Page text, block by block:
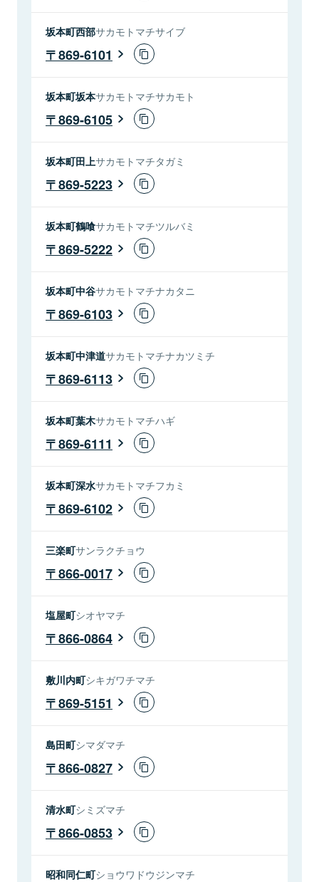
坂本町西部サカモトマチサイブ
869-6101
坂本町坂本サカモトマチサカモト
869-6105
坂本町田上サカモトマチタガミ
869-5223
坂本町鶴喰サカモトマチツルバミ
869-5222
坂本町中谷サカモトマチナカタニ
869-6103
坂本町中津道サカモトマチナカツミチ
869-6113
坂本町葉木サカモトマチハギ
869-6111
坂本町深水サカモトマチフカミ
869-6102
三楽町サンラクチョウ
866-0017
塩屋町シオヤマチ
866-0864
敷川内町シキガワチマチ
869-5151
島田町シマダマチ
866-0827
清水町シミズマチ
866-0853
昭和同仁町ショウワドウジンマチ